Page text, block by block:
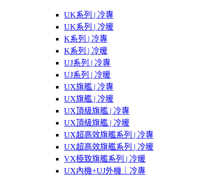
UK系列 | 冷專
UK系列 | 冷暖
K系列 | 冷專
K系列 | 冷暖
UJ系列 | 冷專
UJ系列 | 冷暖
UX旗艦 | 冷專
UX旗艦 | 冷暖
UX頂級旗艦 | 冷專
UX頂級旗艦 | 冷暖
UX超高效旗艦系列 | 冷專
UX超高效旗艦系列 | 冷暖
VX極致旗艦系列 | 冷暖
UX內機+UJ外機｜冷專